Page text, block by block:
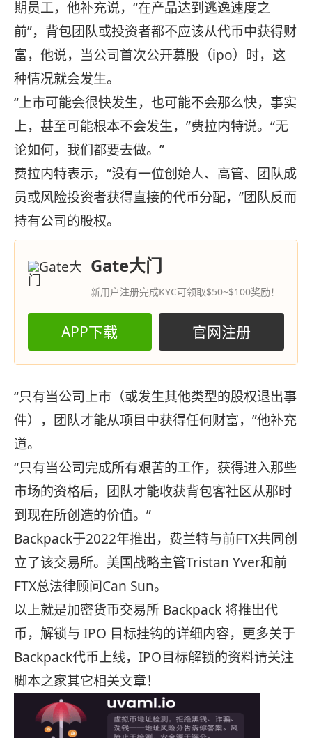
期员工，他补充说，“在产品达到逃逸速度之
前”，背包团队或投资者都不应该从代币中获得财
富，他说，当公司首次公开募股（ipo）时，这
种情况就会发生。
“上市可能会很快发生，也可能不会那么快，事实
上，甚至可能根本不会发生，”费拉内特说。“无
论如何，我们都要去做。”
费拉内特表示，“没有一位创始人、高管、团队成
员或风险投资者获得直接的代币分配，”团队反而
持有公司的股权。
Gate大门
新用户注册完成KYC可领取$50~$100奖励！
APP下载 官网注册
“只有当公司上市（或发生其他类型的股权退出事
件），团队才能从项目中获得任何财富，”他补充
道。
“只有当公司完成所有艰苦的工作，获得进入那些
市场的资格后，团队才能收获背包客社区从那时
到现在所创造的价值。”
Backpack于2022年推出，费兰特与前FTX共同创
立了该交易所。美国战略主管Tristan Yver和前
FTX总法律顾问Can Sun。
以上就是加密货币交易所 Backpack 将推出代
币，解锁与 IPO 目标挂钩的详细内容，更多关于
Backpack代币上线，IPO目标解锁的资料请关注
脚本之家其它相关文章！